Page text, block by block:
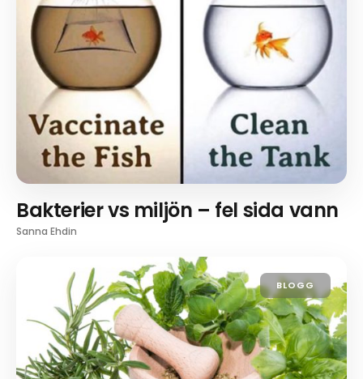
Bakterier vs miljön – fel sida vann
Sanna Ehdin
BLOGG